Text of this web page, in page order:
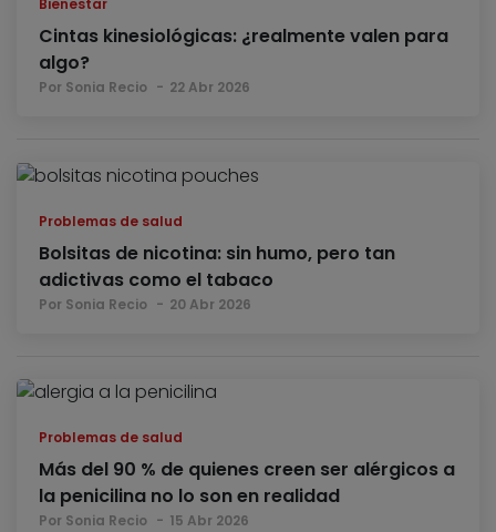
Bienestar
Cintas kinesiológicas: ¿realmente valen para
algo?
Por Sonia Recio 22 Abr 2026
Problemas de salud
Bolsitas de nicotina: sin humo, pero tan
adictivas como el tabaco
Por Sonia Recio 20 Abr 2026
Problemas de salud
Más del 90 % de quienes creen ser alérgicos a
la penicilina no lo son en realidad
Por Sonia Recio 15 Abr 2026